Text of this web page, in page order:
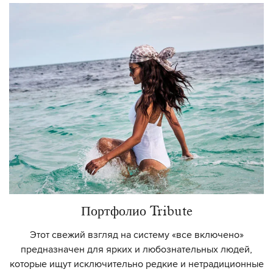
Портфолио Tribute
Этот свежий взгляд на систему «все включено»
предназначен для ярких и любознательных людей,
которые ищут исключительно редкие и нетрадиционные